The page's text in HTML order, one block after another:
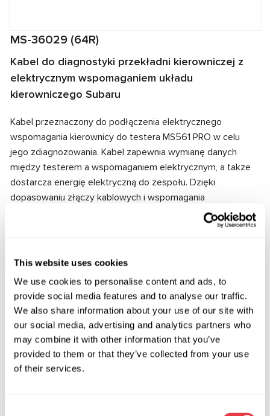
This website uses cookies
We use cookies to personalise content and ads, to
provide social media features and to analyse our traffic.
We also share information about your use of our site with
our social media, advertising and analytics partners who
may combine it with other information that you’ve
provided to them or that they’ve collected from your use
of their services.
MS-36029 (64R)
Kabel do diagnostyki przekładni kierowniczej z
elektrycznym wspomaganiem układu
kierowniczego Subaru
Kabel przeznaczony do podłączenia elektrycznego
wspomagania kierownicy do testera MS561 PRO w celu
jego zdiagnozowania. Kabel zapewnia wymianę danych
między testerem a wspomaganiem elektrycznym, a także
dostarcza energię elektryczną do zespołu. Dzięki
dopasowaniu złączy kablowych i wspomagania
elektrycznego zapewnione jest szybkie i niezawodne
Zapytaj o cenę
OEM